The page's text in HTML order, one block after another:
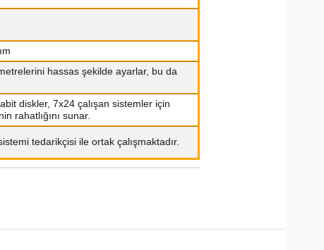
hassas şekilde ayarlar, bu da
diskler, 7x24 çalışan sistemler için
rahatlığını sunar.
tedarikçisi ile ortak çalışmaktadır.